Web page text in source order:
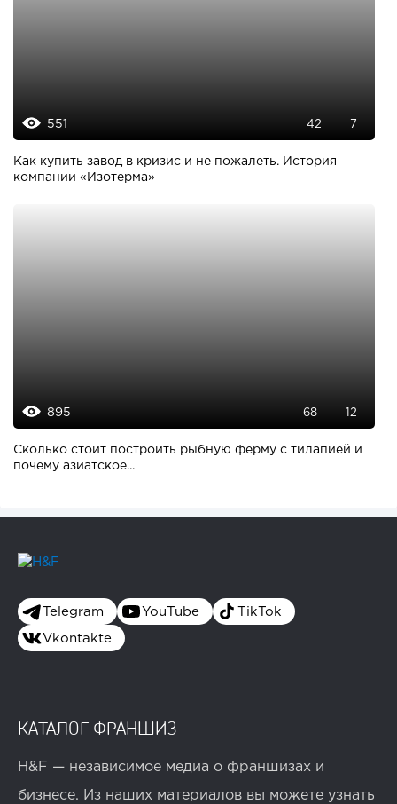
551 42 7
Как купить завод в кризис и не пожалеть. История
компании «Изотерма»
895 68 12
Сколько стоит построить рыбную ферму с тилапией и
почему азиатское...
Telegram YouTube TikTok
Vkontakte
КАТАЛОГ ФРАНШИЗ
H&F — независимое медиа о франшизах и
бизнесе. Из наших материалов вы можете узнать